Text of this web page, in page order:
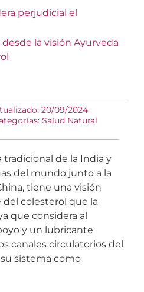
perjudicial el
desde la visión Ayurveda
20/09/2024
Salud Natural
tradicional de la India y
del mundo junto a la
tiene una visión
colesterol que la
que considera al
y un lubricante
canales circulatorios del
sistema como